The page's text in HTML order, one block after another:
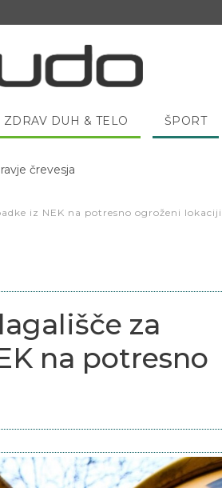
ZDRAV DUH & TELO ŠPORT
žlico medu?
iz NEK na potresno ogroženi
za
na potresno